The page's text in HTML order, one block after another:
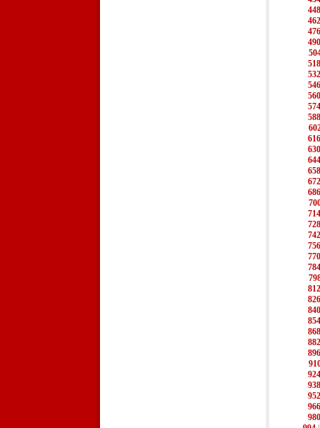
448
462
476
490
518
532
546
560
574
588
616
630
644
658
672
686
714
728
742
756
770
784
812
826
840
854
868
882
896
924
938
952
966
980